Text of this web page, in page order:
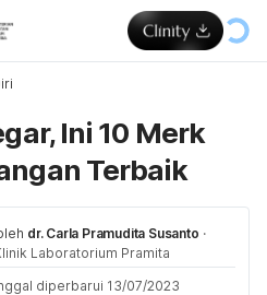
Ini 10 Merk
Terbaik
dr. Carla Pramudita Susanto ·
Laboratorium Pramita
diperbarui 13/07/2023